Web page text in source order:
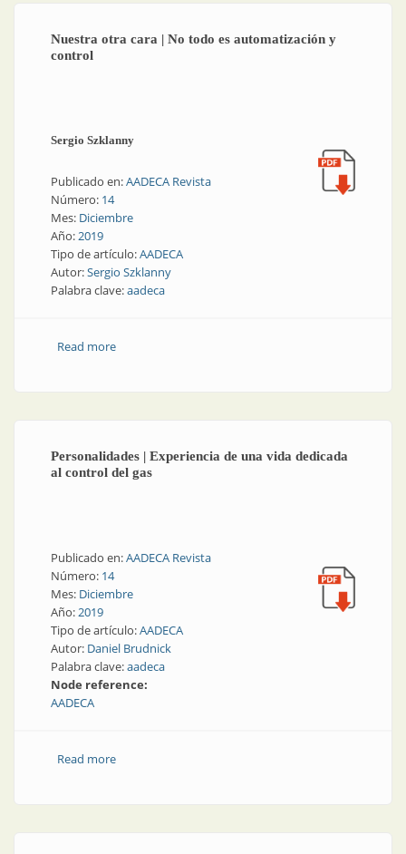
Nuestra otra cara | No todo es automatización y
control
Sergio Szklanny
Publicado en:AADECA Revista
Número: 14
Mes: Diciembre
Año:2019
Tipo de artículo:AADECA
Autor:Sergio Szklanny
Palabra clave:aadeca
Read moreabout Nuestra otra cara | No todo es automatización
Personalidades | Experiencia de una vida dedicada
al control del gas
Publicado en:AADECA Revista
Número: 14
Mes: Diciembre
Año:2019
Tipo de artículo:AADECA
Autor: Daniel Brudnick
Palabra clave:aadeca
Node reference:
AADECA
Read moreabout Personalidades | Experiencia de una vida